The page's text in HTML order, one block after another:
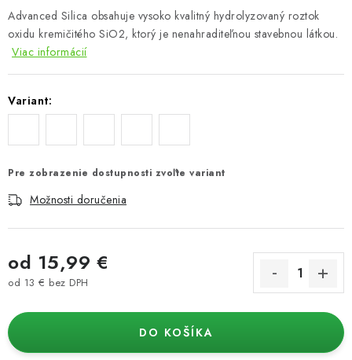
Advanced Silica obsahuje vysoko kvalitný hydrolyzovaný roztok
oxidu kremičitého SiO2, ktorý je nenahraditeľnou stavebnou látkou.
Viac informácií
Variant:
Pre zobrazenie dostupnosti zvoľte variant
Možnosti doručenia
od 15,99 €
od 13 € bez DPH
DO KOŠÍKA